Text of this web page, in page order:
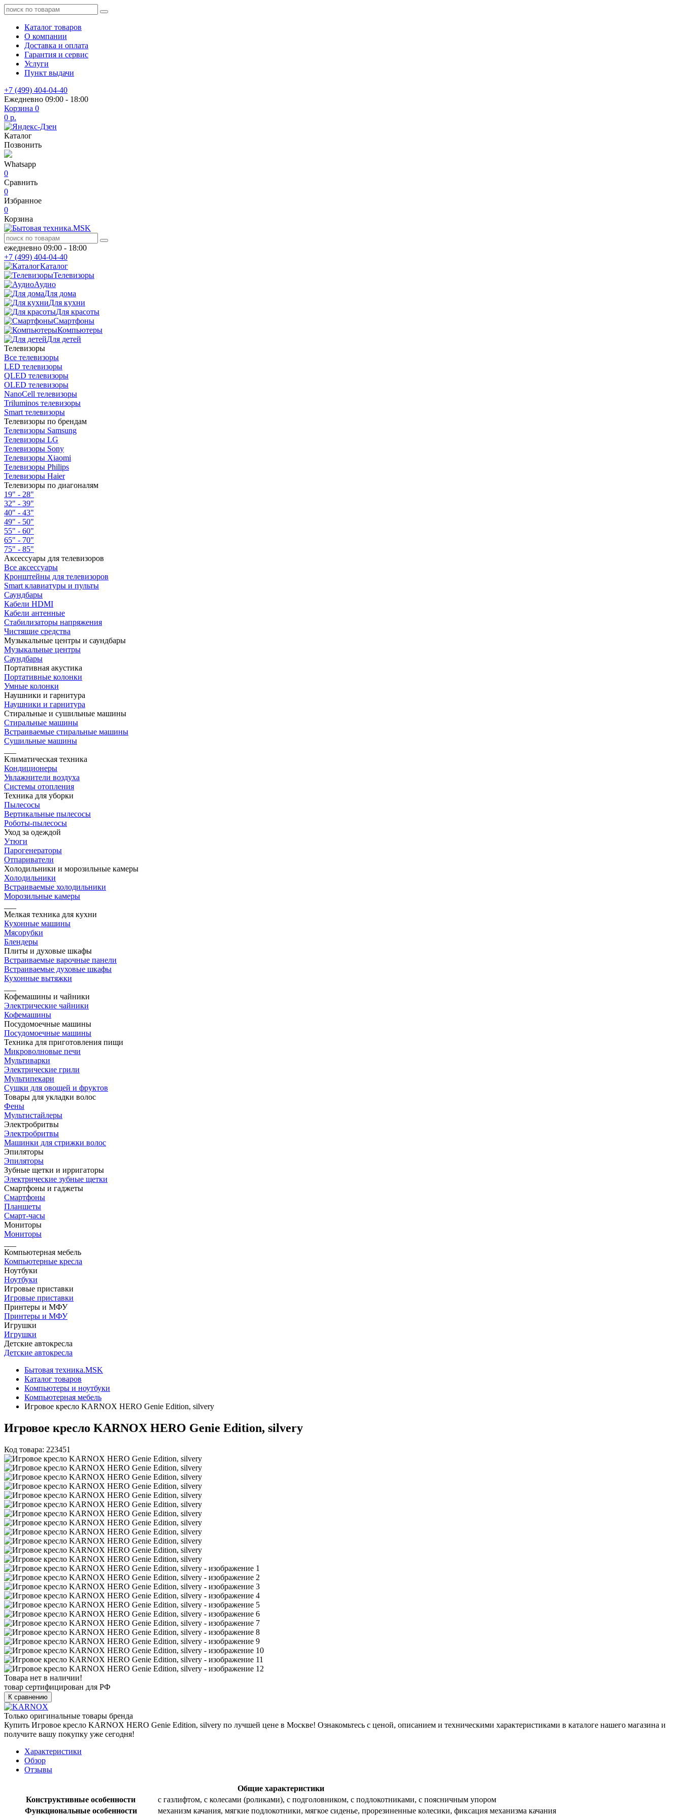
Каталог товаров
О компании
Доставка и оплата
Гарантия и сервис
Услуги
Пункт выдачи
+7 (499) 404-04-40
Ежедневно 09:00 - 18:00
Корзина 0
0 р.
Каталог
Позвонить
Whatsapp
0
Сравнить
0
Избранное
0
Корзина
ежедневно 09:00 - 18:00
+7 (499) 404-04-40
Каталог
Телевизоры
Аудио
Для дома
Для кухни
Для красоты
Смартфоны
Компьютеры
Для детей
Телевизоры
Все телевизоры
LED телевизоры
QLED телевизоры
OLED телевизоры
NanoCell телевизоры
Triluminos телевизоры
Smart телевизоры
Телевизоры по брендам
Телевизоры Samsung
Телевизоры LG
Телевизоры Sony
Телевизоры Xiaomi
Телевизоры Philips
Телевизоры Haier
Телевизоры по диагоналям
19" - 28"
32" - 39"
40" - 43"
49" - 50"
55" - 60"
65" - 70"
75" - 85"
Аксессуары для телевизоров
Все аксессуары
Кронштейны для телевизоров
Smart клавиатуры и пульты
Саундбары
Кабели HDMI
Кабели антенные
Стабилизаторы напряжения
Чистящие средства
Музыкальные центры и саундбары
Музыкальные центры
Саундбары
Портативная акустика
Портативные колонки
Умные колонки
Наушники и гарнитура
Наушники и гарнитура
Стиральные и сушильные машины
Стиральные машины
Встраиваемые стиральные машины
Сушильные машины
Климатическая техника
Кондиционеры
Увлажнители воздуха
Системы отопления
Техника для уборки
Пылесосы
Вертикальные пылесосы
Роботы-пылесосы
Уход за одеждой
Утюги
Парогенераторы
Отпариватели
Холодильники и морозильные камеры
Холодильники
Встраиваемые холодильники
Морозильные камеры
Мелкая техника для кухни
Кухонные машины
Мясорубки
Блендеры
Плиты и духовые шкафы
Встраиваемые варочные панели
Встраиваемые духовые шкафы
Кухонные вытяжки
Кофемашины и чайники
Электрические чайники
Кофемашины
Посудомоечные машины
Посудомоечные машины
Техника для приготовления пищи
Микроволновые печи
Мультиварки
Электрические грили
Мультипекари
Сушки для овощей и фруктов
Товары для укладки волос
Фены
Мультистайлеры
Электробритвы
Электробритвы
Машинки для стрижки волос
Эпиляторы
Эпиляторы
Зубные щетки и ирригаторы
Электрические зубные щетки
Смартфоны и гаджеты
Смартфоны
Планшеты
Смарт-часы
Мониторы
Мониторы
Компьютерная мебель
Компьютерные кресла
Ноутбуки
Ноутбуки
Игровые приставки
Игровые приставки
Принтеры и МФУ
Принтеры и МФУ
Игрушки
Игрушки
Детские автокресла
Детские автокресла
Бытовая техника.MSK
Каталог товаров
Компьютеры и ноутбуки
Компьютерная мебель
Игровое кресло KARNOX HERO Genie Edition, silvery
Игровое кресло KARNOX HERO Genie Edition, silvery
Код товара: 223451
Товара нет в наличии!
товар сертифицирован для РФ
К сравнению
Только оригинальные товары бренда
Купить Игровое кресло KARNOX HERO Genie Edition, silvery по лучшей цене в Москве! Ознакомьтесь с ценой, описанием и техническими характеристиками в каталоге нашего магазина и
получите вашу покупку уже сегодня!
Характеристики
Обзор
Отзывы
Общие характеристики
Конструктивные особенности
с газлифтом, с колесами (роликами), с подголовником, с подлокотниками, с поясничным упором
Функциональные особенности
механизм качания, мягкие подлокотники, мягкое сиденье, прорезиненные колесики, фиксация механизма качания